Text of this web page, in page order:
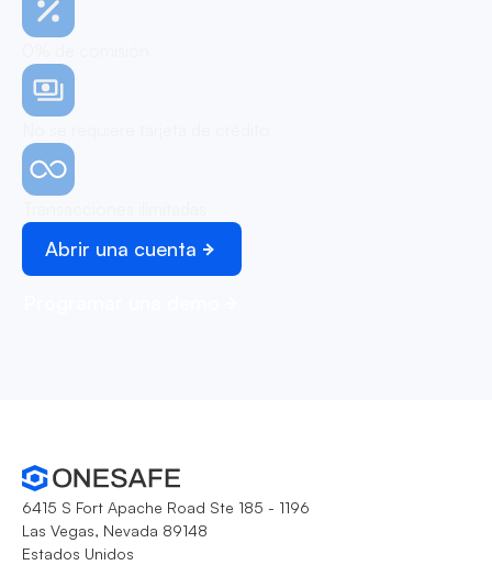
Abrir una cuenta
6415 S Fort Apache Road Ste 185 - 1196
Las Vegas, Nevada 89148
Estados Unidos